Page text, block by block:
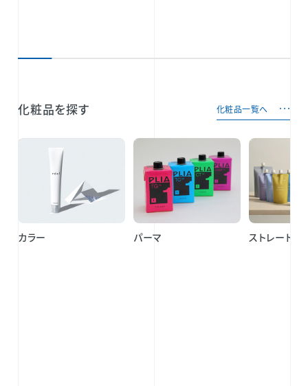
化粧品を探す 化粧品一覧へ
カラー パーマ ストレートパ